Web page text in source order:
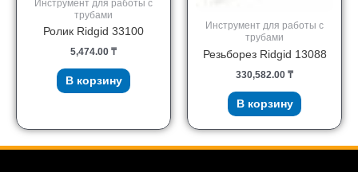
Инструмент для работы с
трубами
Ролик Ridgid 33100
5,474.00 ₸
В корзину
Инструмент для работы с
трубами
Резьборез Ridgid 13088
330,582.00 ₸
В корзину